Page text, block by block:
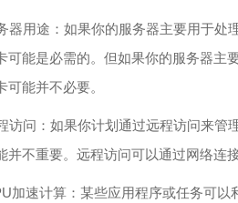
器用途：如果你的服务器主要用于处
可能是必需的。但如果你的服务器主
可能并不必要。
访问：如果你计划通过远程访问来管
并不重要。远程访问可以通过网络连
加速计算：某些应用程序或任务可